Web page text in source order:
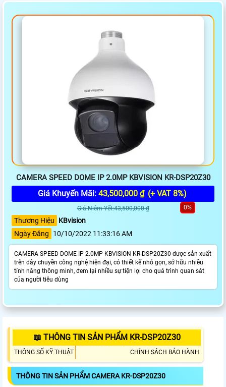
CAMERA SPEED DOME IP 2.0MP KBVISION KR-DSP20Z30
Giá Khuyến Mãi: 43,500,000 ₫ (+ VAT 8%)
Giá Niêm Yết:43,500,000 ₫ 0%
Thương Hiệu
KBvision
Ngày Đăng
10/10/2022 11:33:16 AM
CAMERA SPEED DOME IP 2.0MP KBVISION KR-DSP20Z30 được sản xuất
trên dây chuyền công nghệ hiện đại, có thiết kế nhỏ gọn, sở hữu nhiều
tính năng thông minh, đem lại nhiều sự tiện lợi cho quá trình quan sát
của người tiêu dùng
📖 THÔNG TIN SẢN PHẨM KR-DSP20Z30
THÔNG SỐ KỸ THUẬT CHÍNH SÁCH BẢO HÀNH
THÔNG TIN SẢN PHẨM CAMERA KR-DSP20Z30